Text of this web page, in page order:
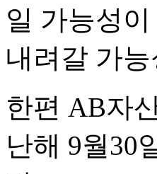
일 가능성
내려갈 가
한편 AB자
난해 9월30